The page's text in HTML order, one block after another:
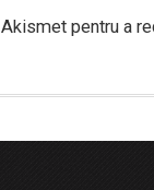
pentru a